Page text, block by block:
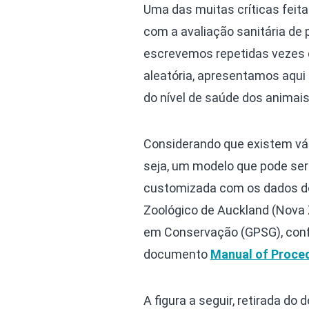
Uma das muitas críticas
com a avaliação sanitária
escrevemos repetidas vezes
aleatória, apresentamos
do nível de saúde dos
Considerando que existem
seja, um modelo que pode
customizada com os dados
Zoológico de Auckland
em Conservação (GPSG),
documento Manual of
A figura a seguir, retirada do